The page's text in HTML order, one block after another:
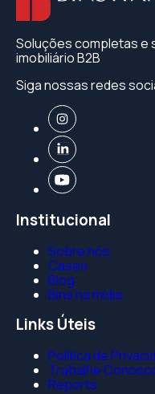
Soluções completas e
imobiliário B2B
Siga nossas redes
Institucional
Sobre nós
Cases
Blog
Bins na mídia
Links Úteis
Política de
Trabalhe
Reports